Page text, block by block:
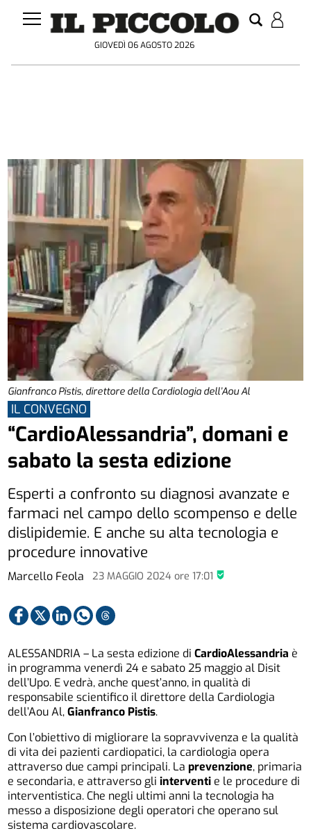
GIOVEDÌ 06 AGOSTO 2026
Gianfranco Pistis, direttore della Cardiologia dell’Aou Al
Marcello Feola 23 MAGGIO 2024ore 17:01
IL CONVEGNO
“CardioAlessandria”, domani e
sabato la sesta edizione
Esperti a confronto su diagnosi avanzate e
farmaci nel campo dello scompenso e delle
dislipidemie. E anche su alta tecnologia e
procedure innovative
ALESSANDRIA – La sesta edizione diCardioAlessandria è
in programma venerdì 24 e sabato 25 maggio al Disit
dell’Upo. E vedrà, anche quest’anno, in qualità di
responsabile scientifico il direttore della Cardiologia
dell’Aou Al,Gianfranco Pistis.
Con l’obiettivo di migliorare la sopravvivenza e la qualità
di vita dei pazienti cardiopatici, la cardiologia opera
attraverso due campi principali. Laprevenzione, primaria
e secondaria, e attraverso gli interventi e le procedure di
interventistica. Che negli ultimi anni la tecnologia ha
messo a disposizione degli operatori che operano sul
sistema cardiovascolare.